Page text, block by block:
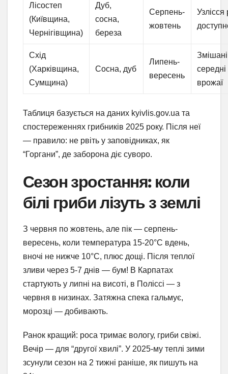
Лісостеп
(Київщина,
Чернігівщина)
Дуб,
сосна,
береза
Серпень-
жовтень
Узлісся
Схід
(Харківщина,
Сумщина)
Сосна, дуб
Липень-
вересень
Змішані
середні
врожаї
Таблиця базується на даних kyivlis.gov.ua та
спостереженнях грибників 2025 року. Після неї
— правило: не рвіть у заповідниках, як
“Горгани”, де заборона діє суворо.
Сезон зростання: коли
білі гриби лізуть з землі
З червня по жовтень, але пік — серпень-
вересень, коли температура 15-20°C вдень,
вночі не нижче 10°C, плюс дощі. Після теплої
зливи через 5-7 днів — бум! В Карпатах
стартують у липні на висоті, в Поліссі — з
червня в низинах. Затяжна спека гальмує,
морозці — добивають.
Ранок кращий: роса тримає вологу, гриби свіжі.
Вечір — для “другої хвилі”. У 2025-му теплі зими
зсунули сезон на 2 тижні раніше, як пишуть на